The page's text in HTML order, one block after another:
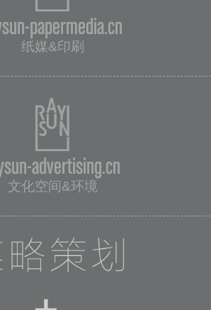
papermedia.cn
纸媒&印刷
advertising.cn
文化空间&环境